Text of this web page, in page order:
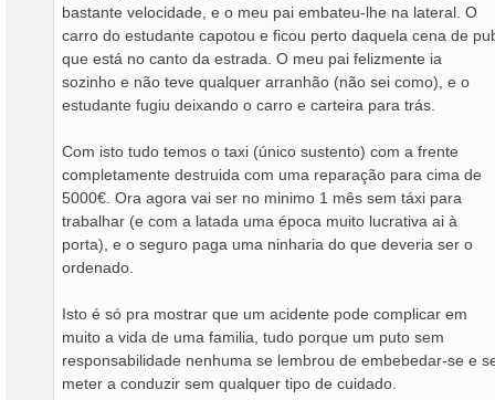
bastante velocidade, e o meu pai embateu-lhe na lateral. O
carro do estudante capotou e ficou perto daquela cena de
que está no canto da estrada. O meu pai felizmente ia
sozinho e não teve qualquer arranhão (não sei como), e o
estudante fugiu deixando o carro e carteira para trás.
Com isto tudo temos o taxi (único sustento) com a frente
completamente destruida com uma reparação para cima de
5000€. Ora agora vai ser no minimo 1 mês sem táxi para
trabalhar (e com a latada uma época muito lucrativa ai à
porta), e o seguro paga uma ninharia do que deveria ser o
ordenado.
Isto é só pra mostrar que um acidente pode complicar em
muito a vida de uma familia, tudo porque um puto sem
responsabilidade nenhuma se lembrou de embebedar-se e
meter a conduzir sem qualquer tipo de cuidado.